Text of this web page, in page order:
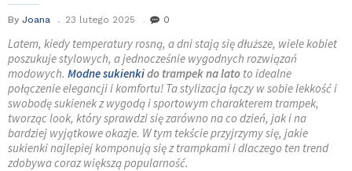
By Joana 23 lutego 2025 0
Latem, kiedy temperatury rosną, a dni stają się dłuższe, wiele kobiet
poszukuje stylowych, a jednocześnie wygodnych rozwiązań
modowych. Modne sukienkido trampek na lato to idealne
połączenie elegancji i komfortu! Ta stylizacja łączy w sobie lekkość i
swobodę sukienek z wygodą i sportowym charakterem trampek,
tworząc look, który sprawdzi się zarówno na co dzień, jak i na
bardziej wyjątkowe okazje. W tym tekście przyjrzymy się, jakie
sukienki najlepiej komponują się z trampkami i dlaczego ten trend
zdobywa coraz większą popularność.